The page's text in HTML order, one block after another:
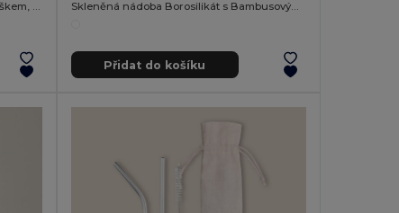
Láhev s dvojitou stěnou, gumovým vrškem, 500 ml Skleněná nádoba Borosilikát s Bambusovým víkem 650 ml PRASE
Přidat do košíku